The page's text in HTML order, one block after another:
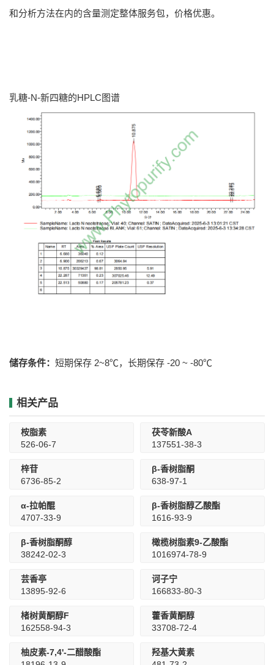
和分析方法在内的含量测定整体服务包，价格优惠。
乳糖-N-新四糖的HPLC图谱
储存条件： 短期保存 2~8℃，长期保存 -20 ~ -80℃
相关产品
桉脂素
526-06-7
茯苓新酸A
137551-38-3
梓苷
6736-85-2
β-香树脂酮
638-97-1
α-拉帕醌
4707-33-9
β-香树脂醇乙酸酯
1616-93-9
β-香树脂酮醇
38242-02-3
橄榄树脂素9-乙酸酯
1016974-78-9
芸香亭
13895-92-6
诃子宁
166833-80-3
楮树黄酮醇F
162558-94-3
藿香黄酮醇
33708-72-4
柚皮素-7,4'-二醋酸酯
羟基大黄素